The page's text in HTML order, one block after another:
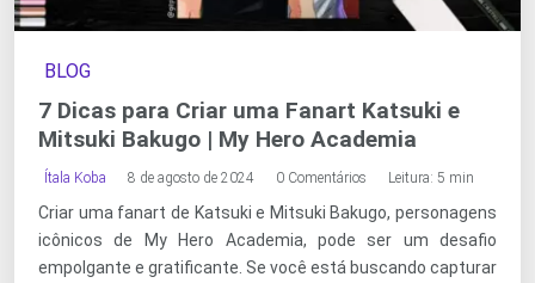
BLOG
7 Dicas para Criar uma Fanart Katsuki e
Mitsuki Bakugo | My Hero Academia
Ítala Koba 8 de agosto de 2024 0 Comentários Leitura: 5 min
Criar uma fanart de Katsuki e Mitsuki Bakugo, personagens
icônicos de My Hero Academia, pode ser um desafio
empolgante e gratificante. Se você está buscando capturar